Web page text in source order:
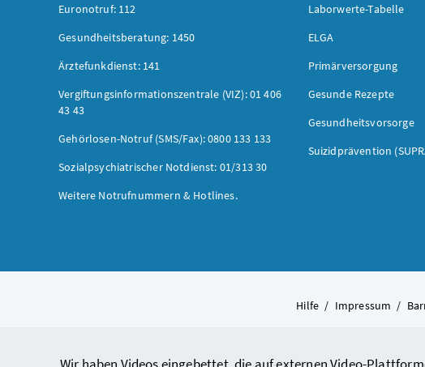
Euronotruf: 112
Gesundheitsberatung: 1450
Ärztefunkdienst: 141
Vergiftungsinformationszentrale (VIZ): 01 406
43 43
Gehörlosen-Notruf (SMS/Fax): 0800 133 133
Sozialpsychiatrischer Notdienst: 01/313 30
Weitere Notrufnummern & Hotlines.
Laborwerte-Tabelle
ELGA
Primärversorgung
Gesunde Rezepte
Gesundheitsvorsorge
Suizidprävention
Hilfe / Impressum /